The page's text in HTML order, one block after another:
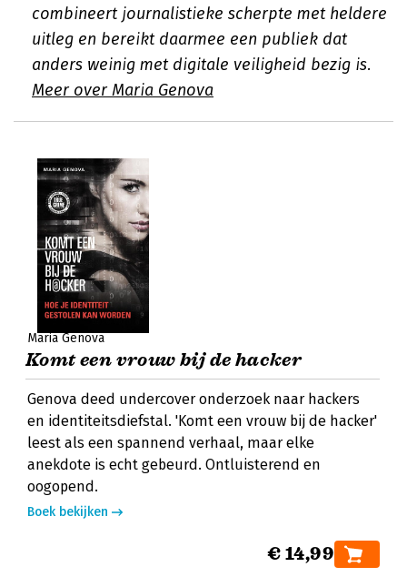
combineert journalistieke scherpte met heldere
uitleg en bereikt daarmee een publiek dat
anders weinig met digitale veiligheid bezig is.
Meer over Maria Genova
Maria Genova
Komt een vrouw bij de hacker
Genova deed undercover onderzoek naar hackers
en identiteitsdiefstal. 'Komt een vrouw bij de hacker'
leest als een spannend verhaal, maar elke
anekdote is echt gebeurd. Ontluisterend en
oogopend.
Boek bekijken
€ 14,99